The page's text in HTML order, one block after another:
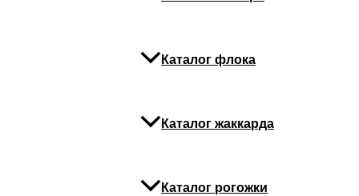
Каталог флока
Каталог жаккарда
Каталог рогожки
Категория:Механизмы